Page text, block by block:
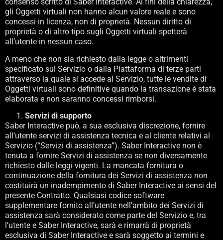
gli Oggetti virtuali non hanno alcun valore reale e sono
concessi in licenza, non di proprietà. Nessun diritto di
proprietà o di altro tipo sugli Oggetti virtuali spetterà
all’utente in nessun caso.
A meno che non sia richiesto dalla legge o altrimenti
specificato sul Servizio o dalla Piattaforma di terze parti
attraverso la quale si accede al Servizio, tutte le vendite di
Oggetti virtuali sono definitive quando la transazione è stata
elaborata e non saranno concessi rimborsi.
Servizi di supporto
Saber Interactive può, a sua esclusiva discrezione, fornire
all’utente servizi di assistenza tecnica e al cliente relativi al
Servizio (“Servizi di assistenza”). Saber Interactive non è
tenuta a fornire Servizi di assistenza se non diversamente
richiesto dalle leggi vigenti. La mancata fornitura o
continuazione della fornitura dei Servizi di assistenza non
costituirà un inadempimento di Saber Interactive ai sensi del
presente Contratto. Qualsiasi codice software
supplementare fornito all’utente nell’ambito dei Servizi di
assistenza sarà considerato come parte del Servizio e, tra
l’utente e Saber Interactive, sarà e rimarrà di proprietà
esclusiva di Saber Interactive e sarà soggetto ai termini e